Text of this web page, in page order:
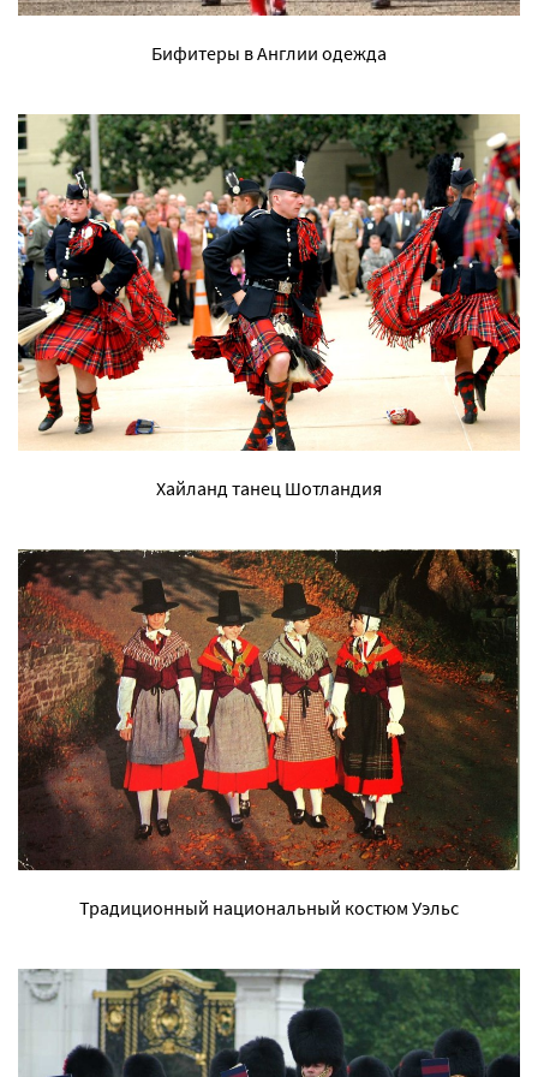
Бифитеры в Англии одежда
Хайланд танец Шотландия
Традиционный национальный костюм Уэльс